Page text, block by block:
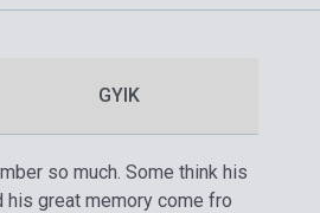
GYIK
so much. Some think his
his great memory come fro